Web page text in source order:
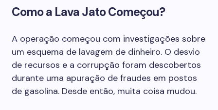
Como a Lava Jato Começou?
A operação começou com investigações sobre
um esquema de lavagem de dinheiro. O desvio
de recursos e a corrupção foram descobertos
durante uma apuração de fraudes em postos
de gasolina. Desde então, muita coisa mudou.